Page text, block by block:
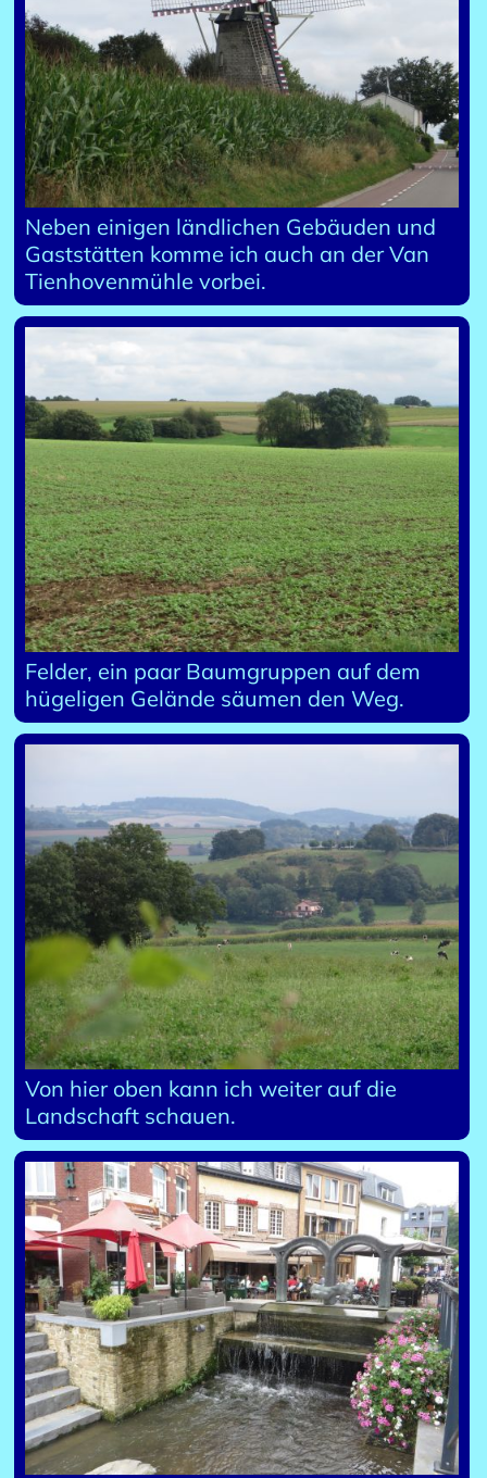
Neben einigen ländlichen Gebäuden und
Gaststätten komme ich auch an der Van
Tienhovenmühle vorbei.
Felder, ein paar Baumgruppen auf dem
hügeligen Gelände säumen den Weg.
Von hier oben kann ich weiter auf die
Landschaft schauen.